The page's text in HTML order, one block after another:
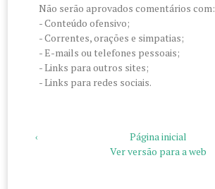
Não serão aprovados comentários com:
- Conteúdo ofensivo;
- Correntes, orações e simpatias;
- E-mails ou telefones pessoais;
- Links para outros sites;
- Links para redes sociais.
‹
Página inicial
Ver versão para a web